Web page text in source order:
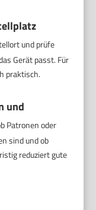
und prüfe
Gerät passt. Für
praktisch.
und
Patronen oder
sind und ob
reduziert gute